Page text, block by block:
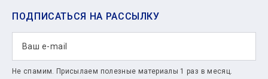
ПОДПИСАТЬСЯ НА РАССЫЛКУ
Не спамим. Присылаем полезные материалы 1 раз в месяц.